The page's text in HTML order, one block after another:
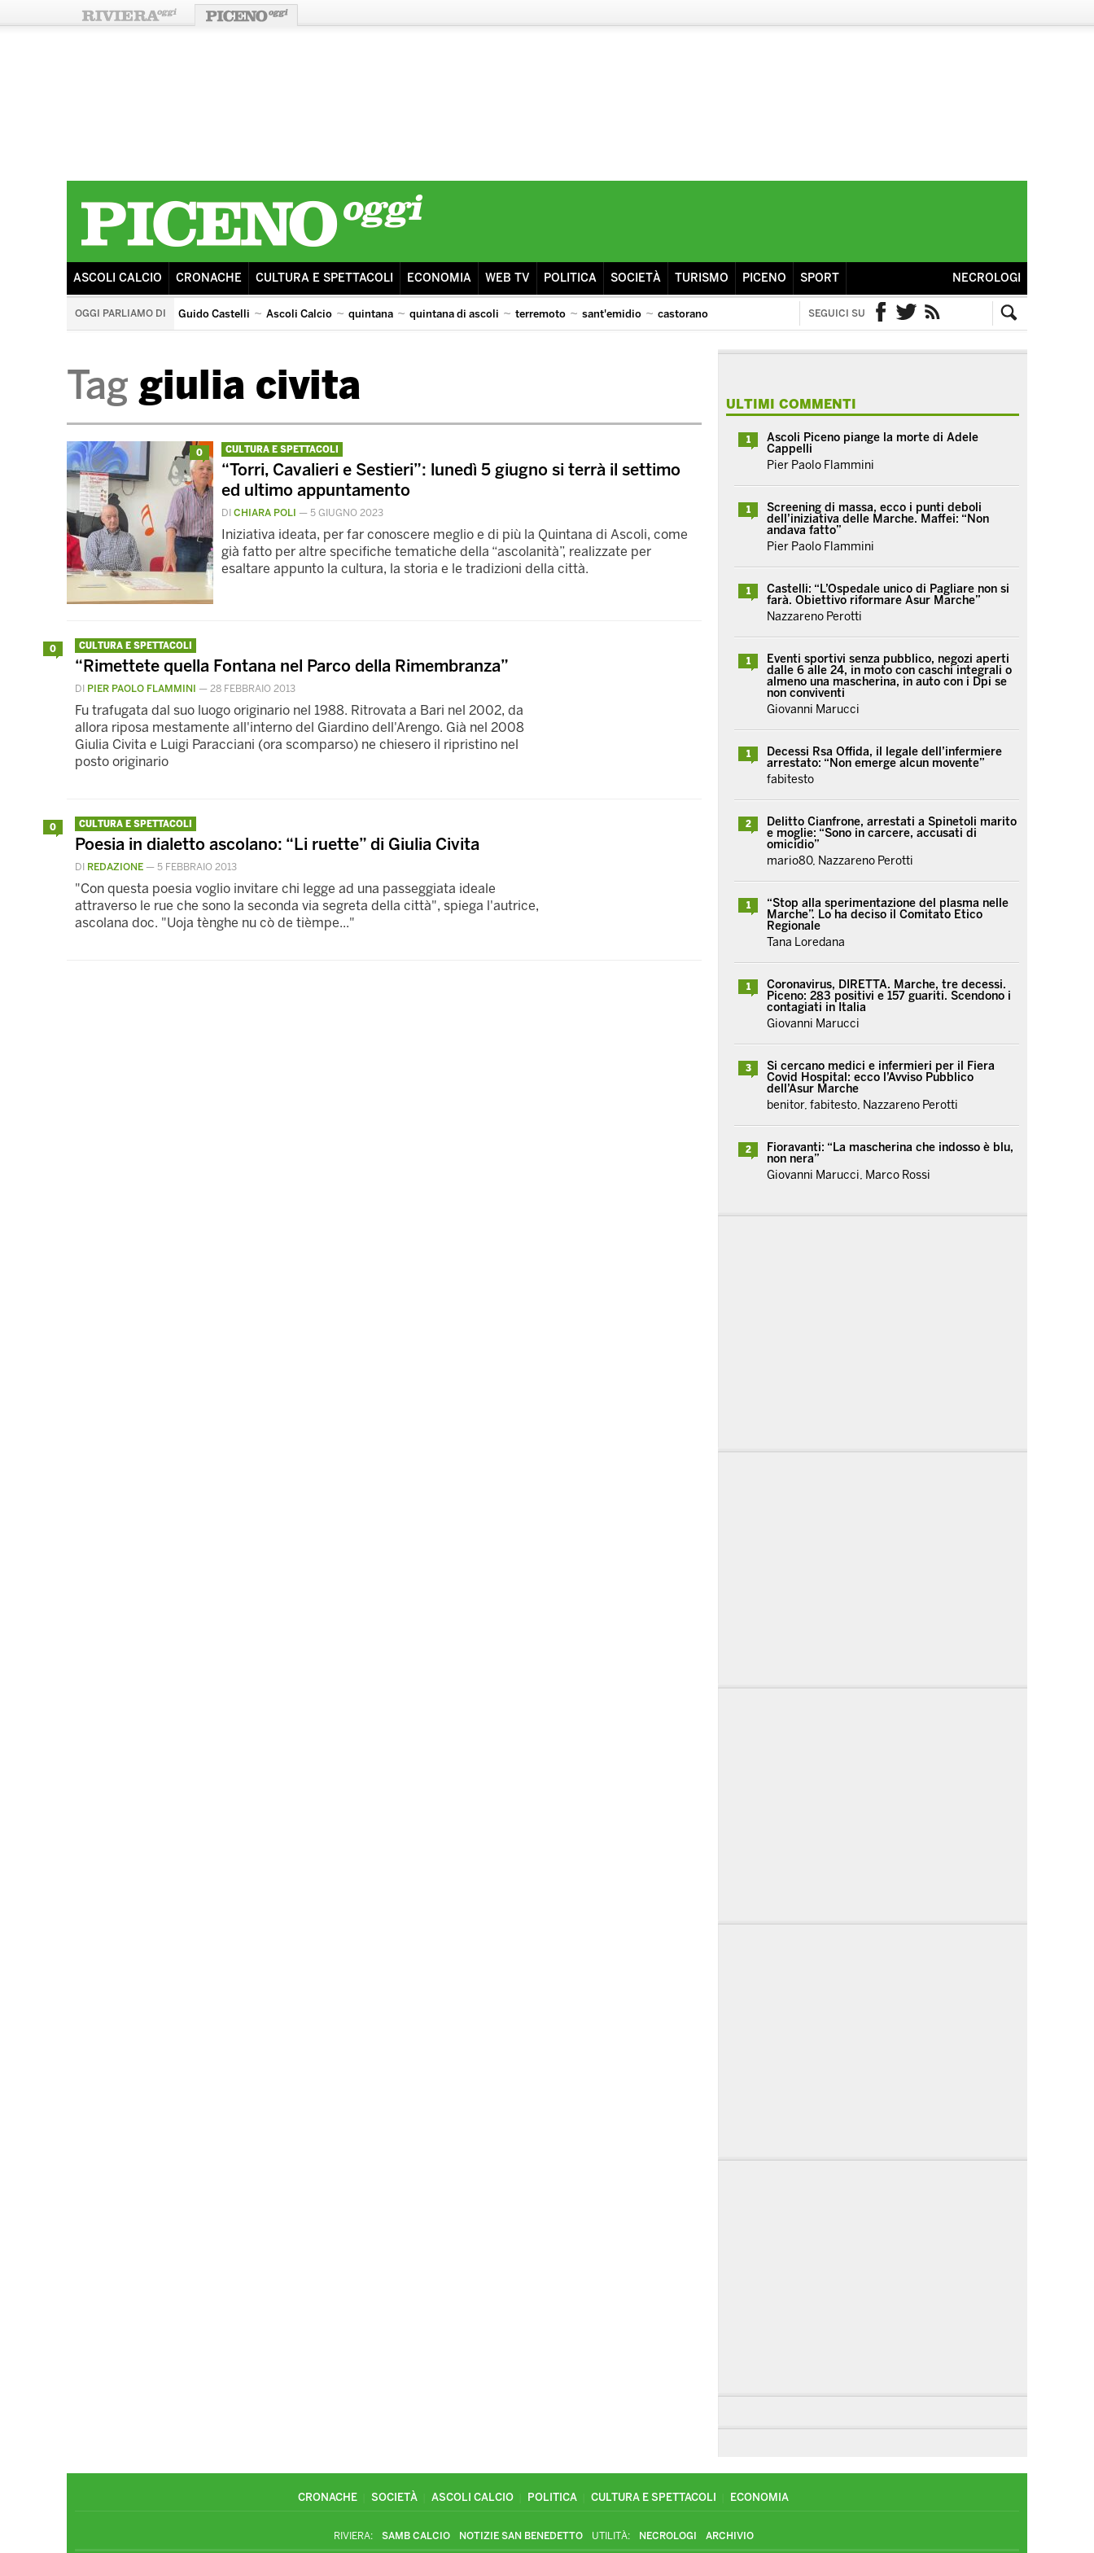
ASCOLI CALCIO CRONACHE CULTURA E SPETTACOLI ECONOMIA WEB TV POLITICA SOCIETÀ TURISMO PICENO SPORT NECROLOGI
OGGI PARLIAMO DI Guido Castelli Ascoli Calcio quintana quintana di ascoli terremoto sant'emidio castorano SEGUICI SU
Tag giulia civita
0 CULTURA E SPETTACOLI
“Torri, Cavalieri e Sestieri”: lunedì 5 giugno si terrà il settimo
ed ultimo appuntamento
DI CHIARA POLI — 5 GIUGNO 2023
Iniziativa ideata, per far conoscere meglio e di più la Quintana di Ascoli, come
già fatto per altre specifiche tematiche della “ascolanità”, realizzate per
esaltare appunto la cultura, la storia e le tradizioni della città.
0 CULTURA E SPETTACOLI
“Rimettete quella Fontana nel Parco della Rimembranza”
DI PIER PAOLO FLAMMINI — 28 FEBBRAIO 2013
Fu trafugata dal suo luogo originario nel 1988. Ritrovata a Bari nel 2002, da
allora riposa mestamente all'interno del Giardino dell'Arengo. Già nel 2008
Giulia Civita e Luigi Paracciani (ora scomparso) ne chiesero il ripristino nel
posto originario
0 CULTURA E SPETTACOLI
Poesia in dialetto ascolano: “Li ruette” di Giulia Civita
DI REDAZIONE — 5 FEBBRAIO 2013
"Con questa poesia voglio invitare chi legge ad una passeggiata ideale
attraverso le rue che sono la seconda via segreta della città", spiega l'autrice,
ascolana doc. "Uoja tènghe nu cò de tièmpe..."
ULTIMI COMMENTI
1
Ascoli Piceno piange la morte di Adele
Cappelli
Pier Paolo Flammini
1
Screening di massa, ecco i punti deboli
dell’iniziativa delle Marche. Maffei: “Non
andava fatto”
Pier Paolo Flammini
1
Castelli: “L’Ospedale unico di Pagliare non si
farà. Obiettivo riformare Asur Marche”
Nazzareno Perotti
1
Eventi sportivi senza pubblico, negozi aperti
dalle 6 alle 24, in moto con caschi integrali o
almeno una mascherina, in auto con i Dpi se
non conviventi
Giovanni Marucci
1
Decessi Rsa Offida, il legale dell’infermiere
arrestato: “Non emerge alcun movente”
fabitesto
2
Delitto Cianfrone, arrestati a Spinetoli marito
e moglie: “Sono in carcere, accusati di
omicidio”
mario80, Nazzareno Perotti
1
“Stop alla sperimentazione del plasma nelle
Marche”. Lo ha deciso il Comitato Etico
Regionale
Tana Loredana
1
Coronavirus, DIRETTA. Marche, tre decessi.
Piceno: 283 positivi e 157 guariti. Scendono i
contagiati in Italia
Giovanni Marucci
3
Si cercano medici e infermieri per il Fiera
Covid Hospital: ecco l’Avviso Pubblico
dell’Asur Marche
benitor, fabitesto, Nazzareno Perotti
2
Fioravanti: “La mascherina che indosso è blu,
non nera”
Giovanni Marucci, Marco Rossi
CRONACHE SOCIETÀ ASCOLI CALCIO POLITICA CULTURA E SPETTACOLI ECONOMIA
RIVIERA: SAMB CALCIO NOTIZIE SAN BENEDETTO UTILITÀ: NECROLOGI ARCHIVIO